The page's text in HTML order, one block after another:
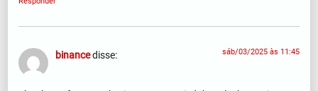
binancedisse: sáb/03/2025 às 11:45